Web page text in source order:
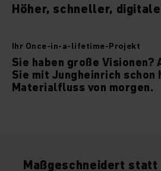
Höher, schneller,
Ihr Once-in-a-lifetime-Projekt
Sie haben große Visionen?
Sie mit Jungheinrich schon
Materialfluss von morgen.
Maßgeschneidert statt